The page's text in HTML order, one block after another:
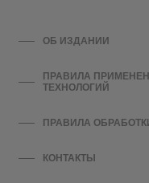
ОБ ИЗДАНИИ
ПРАВИЛА
ТЕХНОЛОГИЙ
ПРАВИЛА
КОНТАКТЫ